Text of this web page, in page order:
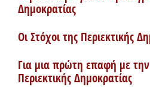
Δημοκρατίας
Οι Στόχοι της Περιεκτικής
Για μια πρώτη επαφή με
Περιεκτικής Δημοκρατίας